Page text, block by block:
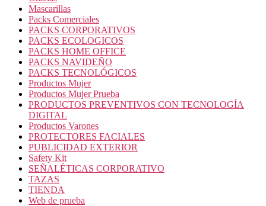
Mascarillas
Packs Comerciales
PACKS CORPORATIVOS
PACKS ECOLOGICOS
PACKS HOME OFFICE
PACKS NAVIDEÑO
PACKS TECNOLÓGICOS
Productos Mujer
Productos Mujer Prueba
PRODUCTOS PREVENTIVOS CON TECNOLOGÍA
DIGITAL
Productos Varones
PROTECTORES FACIALES
PUBLICIDAD EXTERIOR
Safety Kit
SEÑALÉTICAS CORPORATIVO
TAZAS
TIENDA
Web de prueba